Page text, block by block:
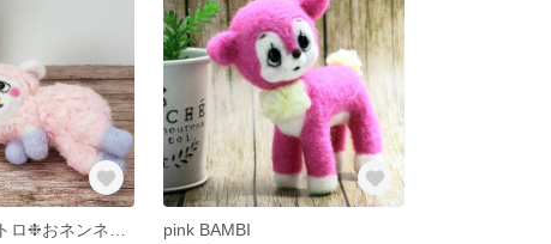
pink BAMBI